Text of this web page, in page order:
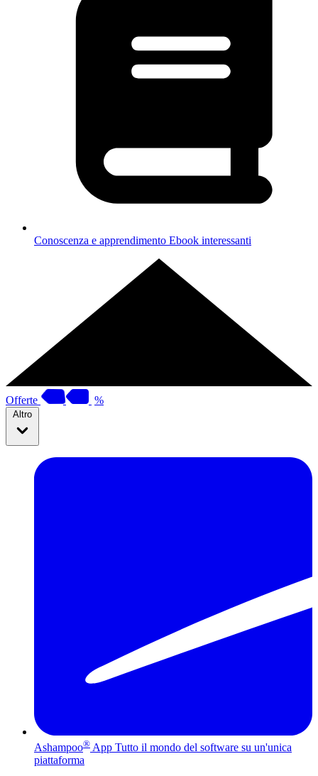
Conoscenza e apprendimento Ebook interessanti
Offerte %
Altro
Ashampoo® App Tutto il mondo del software su un'unica
piattaforma